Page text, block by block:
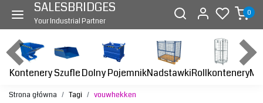
SALESBRIDGES
Your Industrial Partner
0
KontenerySzufleDolny PojemnikNadstawkiRollkontenery
Strona główna Tagi vouwhekken